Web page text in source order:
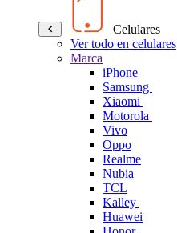
Celulares
Ver todo en celulares
Marca
iPhone
Samsung
Xiaomi
Motorola
Vivo
Oppo
Realme
Nubia
TCL
Kalley
Huawei